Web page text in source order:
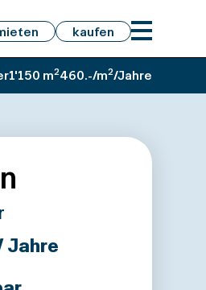
kaufen
1'150 m2460.-/m2/Jahre
Jahre